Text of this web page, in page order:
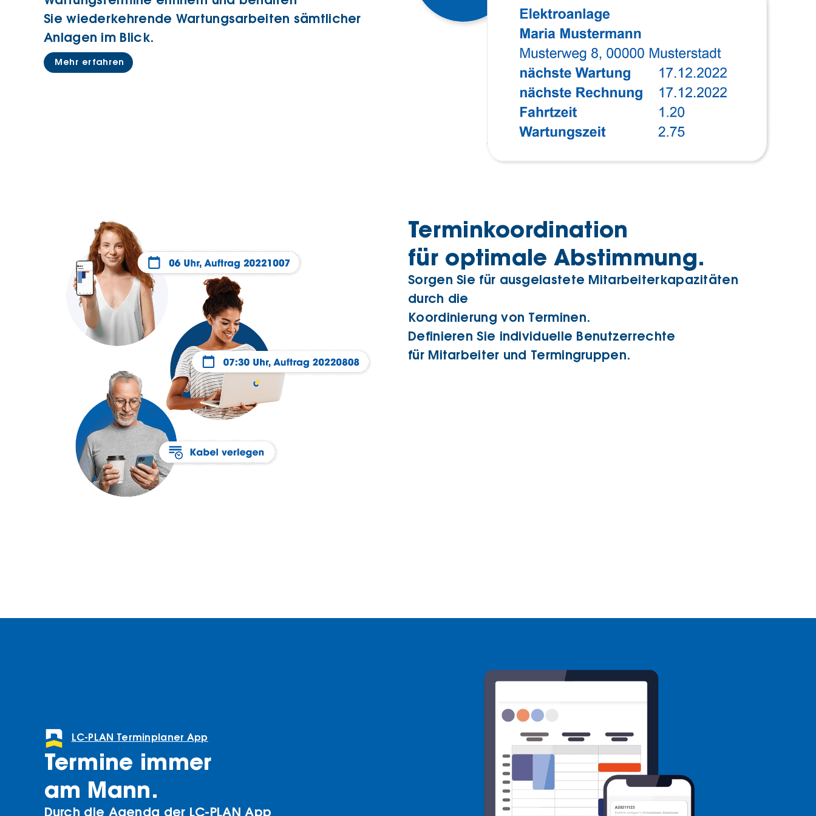
Sie wiederkehrende Wartungsarbeiten sämtlicher
Anlagen im Blick.
Mehr erfahren
Terminkoordination
für optimale Abstimmung.
Sorgen Sie für ausgelastete Mitarbeiterkapazitäten
durch die
Koordinierung von Terminen.
Definieren Sie individuelle Benutzerrechte
für Mitarbeiter und Termingruppen.
LC-PLAN Terminplaner App
Termine immer
am Mann.
Durch die Agenda der LC-PLAN App